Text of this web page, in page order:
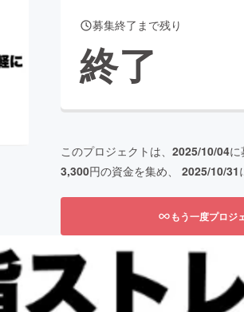
コミュニティ
募集終了まで残り
終了
このプロジェクトは、 2025/10/04に
3,300円の資金を集め、 2025/10/31
もう一度プロジ